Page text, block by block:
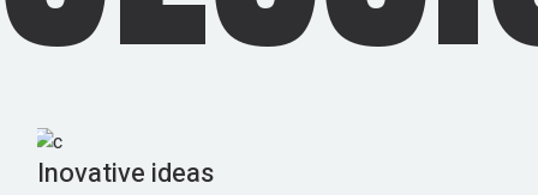
Inovative ideas